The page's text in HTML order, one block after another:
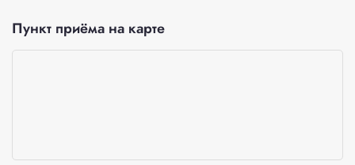
Пункт приёма на карте